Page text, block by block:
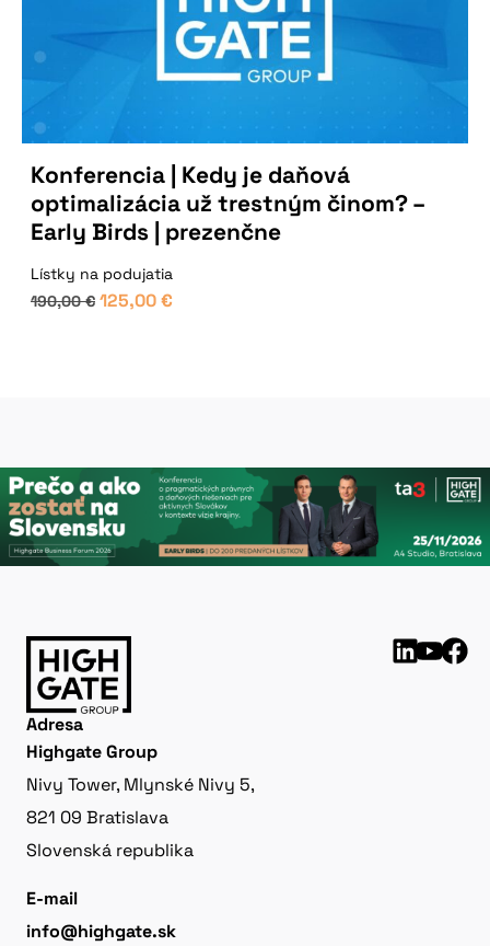
Konferencia | Kedy je daňová
optimalizácia už trestným činom? –
Early Birds | prezenčne
Lístky na podujatia
190,00€ 125,00€
Adresa
Highgate Group
Nivy Tower, Mlynské Nivy 5,
821 09 Bratislava
Slovenská republika
E-mail
info@highgate.sk